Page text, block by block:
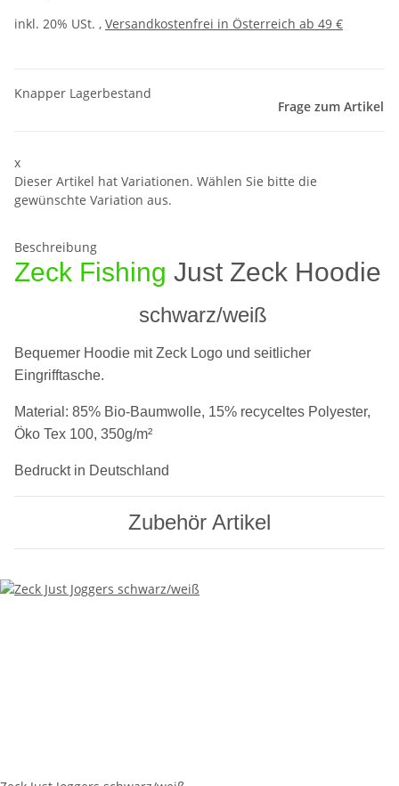
inkl. 20% USt. , Versandkostenfrei in Österreich ab 49 €
Knapper Lagerbestand
Frage zum Artikel
x
Dieser Artikel hat Variationen. Wählen Sie bitte die
gewünschte Variation aus.
Beschreibung
Zeck Fishing Just Zeck Hoodie
schwarz/weiß
Bequemer Hoodie mit Zeck Logo und seitlicher
Eingrifftasche.
Material: 85% Bio-Baumwolle, 15% recyceltes Polyester,
Öko Tex 100, 350g/m²
Bedruckt in Deutschland
Zubehör Artikel